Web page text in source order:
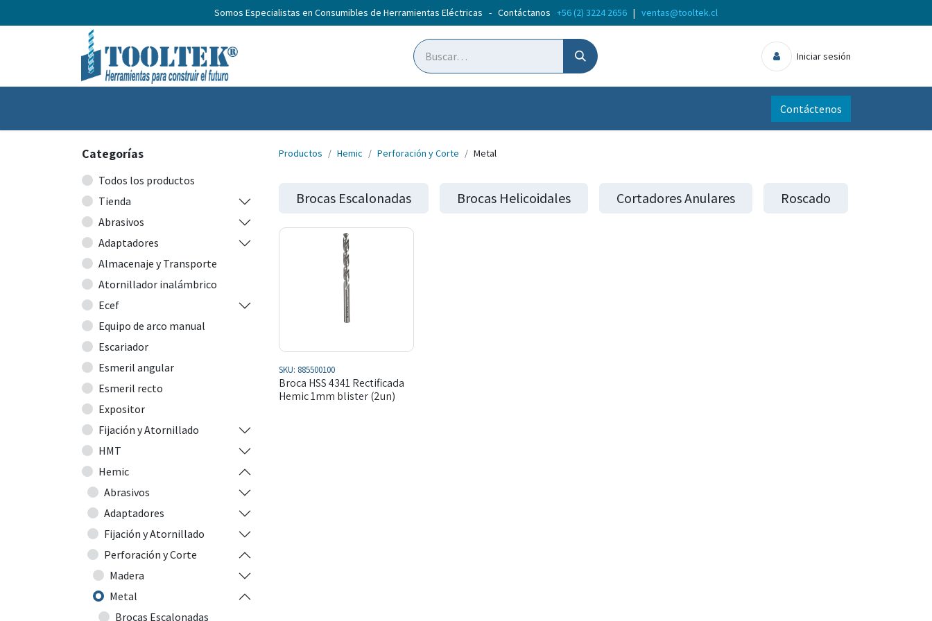
Somos Especialistas en Consumibles de Herramientas Eléctricas - Contáctanos +56 (2) 3224 2656 | ventas@tooltek.cl
Iniciar sesión
Contáctenos
Categorías
Todos los productos
Tienda
Abrasivos
Adaptadores
Almacenaje y Transporte
Atornillador inalámbrico
Ecef
Equipo de arco manual
Escariador
Esmeril angular
Esmeril recto
Expositor
Fijación y Atornillado
HMT
Hemic
Abrasivos
Adaptadores
Fijación y Atornillado
Perforación y Corte
Madera
Metal
Brocas Escalonadas
Productos Hemic Perforación y Corte Metal
Brocas Escalonadas Brocas Helicoidales Cortadores Anulares Roscado
SKU: 885500100
Broca HSS 4341 Rectificada
Hemic 1mm blister (2un)